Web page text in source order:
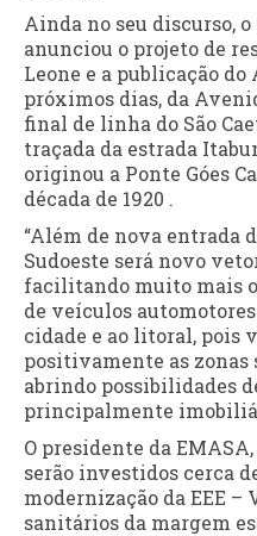
Ainda no seu discurso,
anunciou o projeto de
Leone e a publicação
próximos dias, da
final de linha do São
traçada da estrada
originou a Ponte Góes
década de 1920 .
“Além de nova entrada
Sudoeste será novo
facilitando muito mais
de veículos
cidade e ao litoral, pois
positivamente as zonas
abrindo possibilidades
principalmente
O presidente da
serão investidos cerca
modernização da EEE –
sanitários da margem